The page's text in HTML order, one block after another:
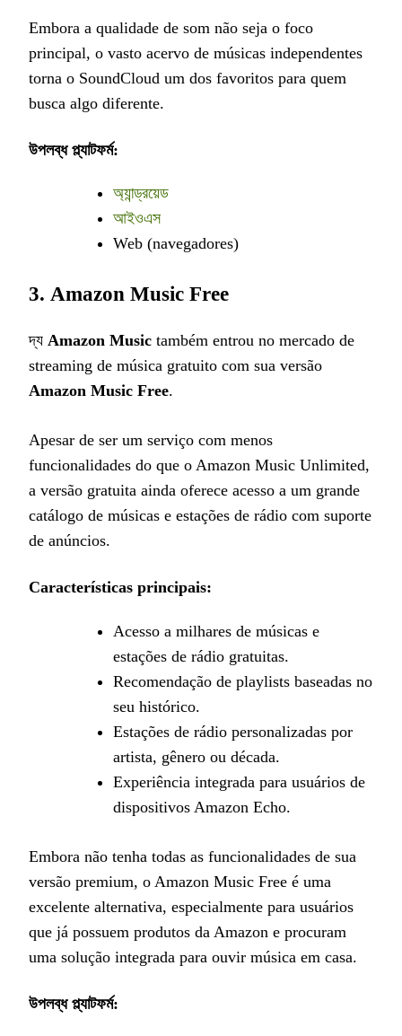
Embora a qualidade de som não seja o foco
principal, o vasto acervo de músicas independentes
torna o SoundCloud um dos favoritos para quem
busca algo diferente.
উপলব্ধ প্ল্যাটফর্ম:
অ্যান্ড্রয়েড
আইওএস
Web (navegadores)
3. Amazon Music Free
দ্য Amazon Music também entrou no mercado de
streaming de música gratuito com sua versão
Amazon Music Free.
Apesar de ser um serviço com menos
funcionalidades do que o Amazon Music Unlimited,
a versão gratuita ainda oferece acesso a um grande
catálogo de músicas e estações de rádio com suporte
de anúncios.
Características principais:
Acesso a milhares de músicas e
estações de rádio gratuitas.
Recomendação de playlists baseadas no
seu histórico.
Estações de rádio personalizadas por
artista, gênero ou década.
Experiência integrada para usuários de
dispositivos Amazon Echo.
Embora não tenha todas as funcionalidades de sua
versão premium, o Amazon Music Free é uma
excelente alternativa, especialmente para usuários
que já possuem produtos da Amazon e procuram
uma solução integrada para ouvir música em casa.
উপলব্ধ প্ল্যাটফর্ম: